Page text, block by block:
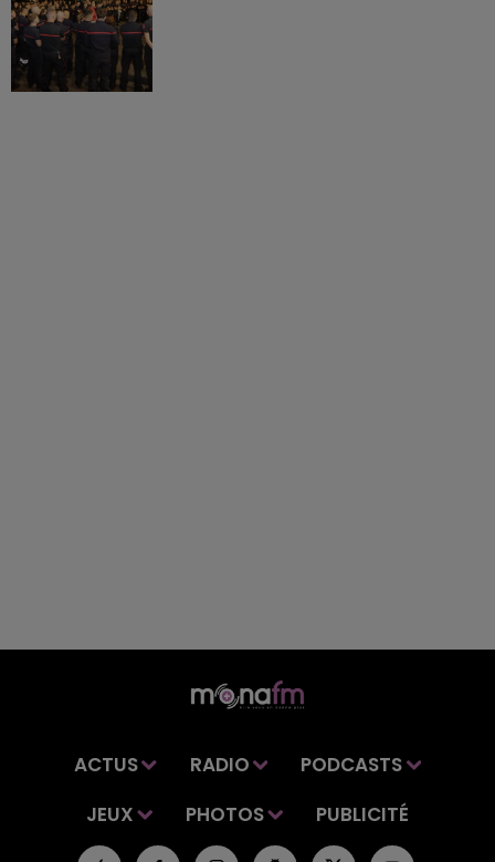
ACTUS RADIO
PODCASTS
JEUX
PHOTOS PUBLICITÉ